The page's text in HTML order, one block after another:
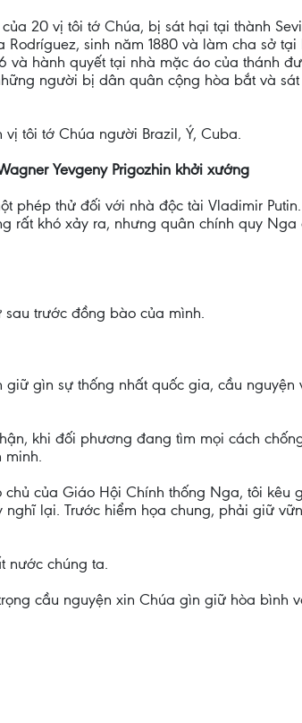
20 vị tôi tớ Chúa, bị sát hại tại thành
Rodríguez, sinh năm 1880 và làm cha sở tại
và hành quyết tại nhà mặc áo của thánh
người bị dân quân cộng hòa bắt và
tôi tớ Chúa người Brazil, Ý, Cuba.
Yevgeny Prigozhin khởi xướng
phép thử đối với nhà độc tài Vladimir Putin.
rất khó xảy ra, nhưng quân chính quy Nga
trước đồng bào của mình.
gìn sự thống nhất quốc gia, cầu nguyện
khi đối phương đang tìm mọi cách
của Giáo Hội Chính thống Nga, tôi kêu
lại. Trước hiểm họa chung, phải giữ
nước chúng ta.
cầu nguyện xin Chúa gìn giữ hòa bình